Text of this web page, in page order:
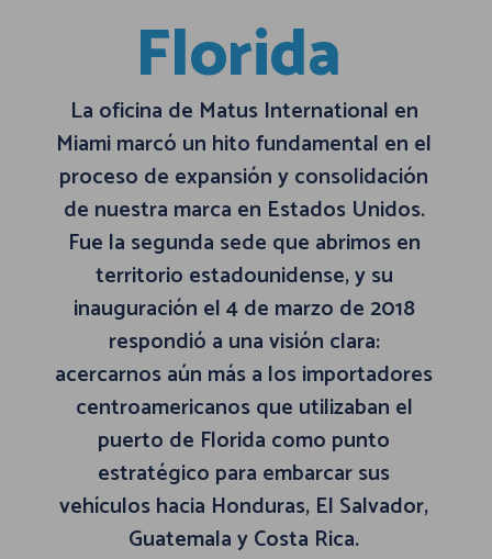
Florida
La oficina de Matus International en
Miami marcó un hito fundamental en el
proceso de expansión y consolidación
de nuestra marca en Estados Unidos.
Fue la segunda sede que abrimos en
territorio estadounidense, y su
inauguración el 4 de marzo de 2018
respondió a una visión clara:
acercarnos aún más a los importadores
centroamericanos que utilizaban el
puerto de Florida como punto
estratégico para embarcar sus
vehículos hacia Honduras, El Salvador,
Guatemala y Costa Rica.